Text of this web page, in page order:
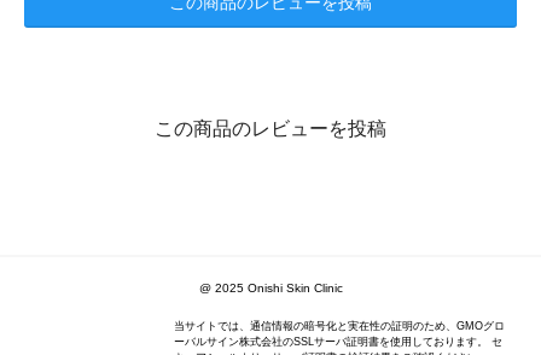
この商品のレビューを投稿
@ 2025 Onishi Skin Clinic
当サイトでは、通信情報の暗号化と実在性の証明のため、GMOグロ
ーバルサイン株式会社のSSLサーバ証明書を使用しております。 セ